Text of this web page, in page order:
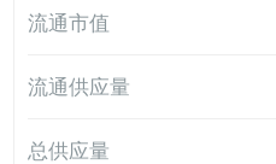
流通市值
流通供应量
总供应量